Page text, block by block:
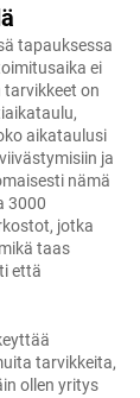
tapauksessa
ei
tarvikkeet on
aikataulusi
ja
nämä
3000
jotka
taas
että
tarvikkeita,
ollen yritys